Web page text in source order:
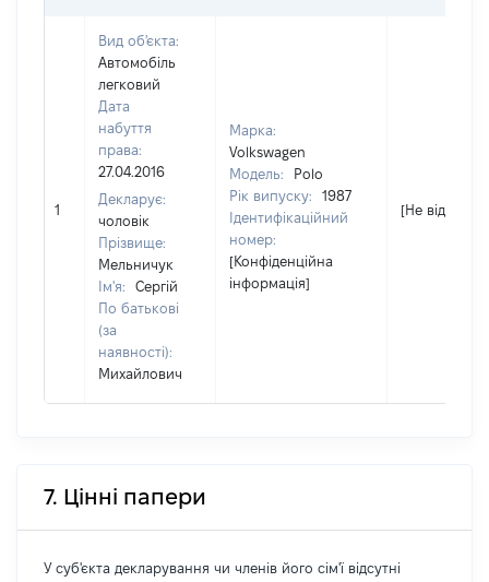
1
Вид об'єкта:
Автомобіль
легковий
Дата
набуття
права:
27.04.2016
Декларує:
чоловік
Прізвище:
Мельничук
Ім'я:
Сергій
По батькові
(за
наявності):
Михайлович
Марка:
Volkswagen
Модель:
Polo
Рік випуску:
1987
Ідентифікаційний
номер:
[Конфіденційна
інформація]
[Не відомо]
7. Цінні папери
У суб'єкта декларування чи членів його сім'ї відсутні